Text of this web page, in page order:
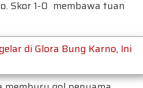
Skor 1-0 membawa tuan
di Glora Bung Karno, Ini